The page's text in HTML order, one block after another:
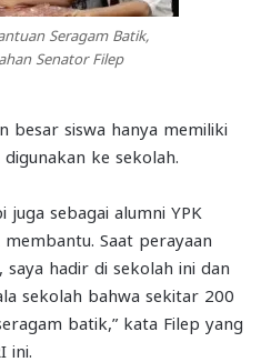
Seragam Batik,
Senator Filep
besar siswa hanya memiliki
ke sekolah.
juga sebagai alumni YPK
Saat perayaan
hadir di sekolah ini dan
sekolah bahwa sekitar 200
batik,” kata Filep yang
ini.